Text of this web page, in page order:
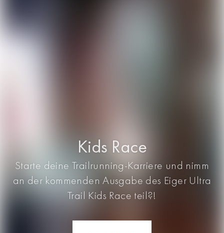
Kids Race
Starte deine Trailrunning-Karriere und nimm
an der kommenden Ausgabe des Eiger Ultra
Trail Kids Race teil?!